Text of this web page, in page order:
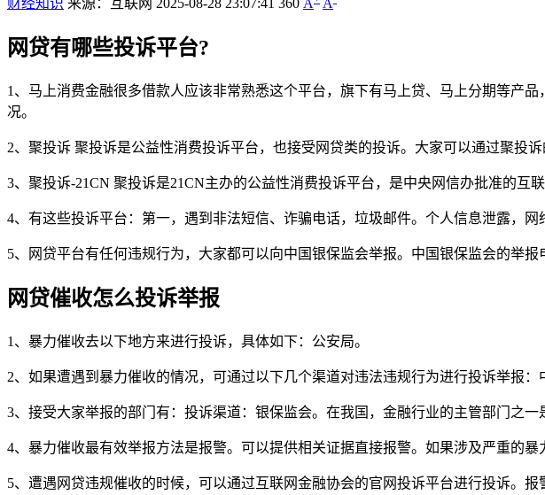
网贷有哪些投诉平台?
1、马上消费金融很多借款人应该非常熟悉这个平台，旗下有马上贷、马上分期等产
况。
2、聚投诉 聚投诉是公益性消费投诉平台，也接受网贷类的投诉。大家可以通过聚投
3、聚投诉-21CN 聚投诉是21CN主办的公益性消费投诉平台，是中央网信办批准的互
4、有这些投诉平台：第一，遇到非法短信、诈骗电话，垃圾邮件。个人信息泄露，
5、网贷平台有任何违规行为，大家都可以向中国银保监会举报。中国银保监会的举报
网贷催收怎么投诉举报
1、暴力催收去以下地方来进行投诉，具体如下：公安局。
2、如果遭遇到暴力催收的情况，可通过以下几个渠道对违法违规行为进行投诉举报：
3、接受大家举报的部门有：投诉渠道：银保监会。在我国，金融行业的主管部门之
4、暴力催收最有效举报方法是报警。可以提供相关证据直接报警。如果涉及严重的
5、遭遇网贷违规催收的时候，可以通过互联网金融协会的官网投诉平台进行投诉。